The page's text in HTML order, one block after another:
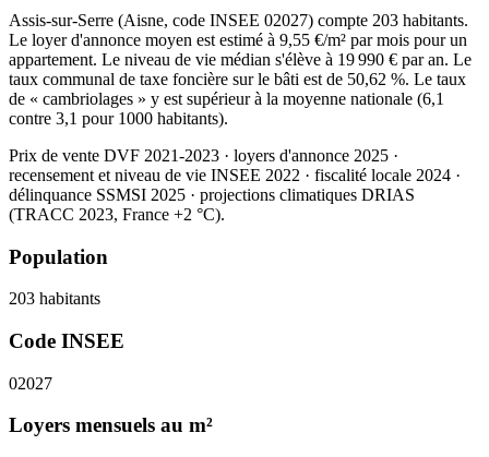
Assis-sur-Serre (Aisne, code INSEE 02027) compte 203 habitants.
Le loyer d'annonce moyen est estimé à 9,55 €/m² par mois pour un
appartement. Le niveau de vie médian s'élève à 19 990 € par an. Le
taux communal de taxe foncière sur le bâti est de 50,62 %. Le taux
de « cambriolages » y est supérieur à la moyenne nationale (6,1
contre 3,1 pour 1000 habitants).
Prix de vente DVF 2021-2023 · loyers d'annonce 2025 ·
recensement et niveau de vie INSEE 2022 · fiscalité locale 2024 ·
délinquance SSMSI 2025 · projections climatiques DRIAS
(TRACC 2023, France +2 °C).
Population
203 habitants
Code INSEE
02027
Loyers mensuels au m²